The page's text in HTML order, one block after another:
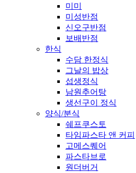
미미
미성반점
신오구반점
보배반점
한식
수담 한정식
그날의 밥상
섭생정식
남원추어탕
생선구이 정식
양식/분식
쉐프쿠스토
타임파스타 앤 커피
고메스퀘어
파스타브로
원더버거